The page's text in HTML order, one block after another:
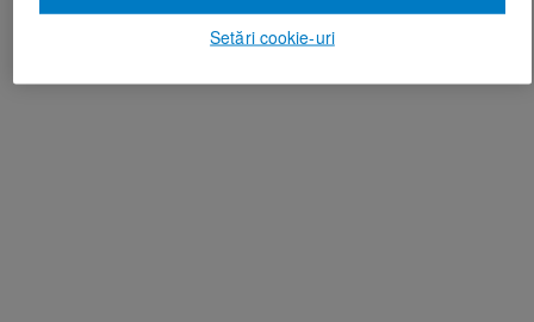
Setări cookie-uri